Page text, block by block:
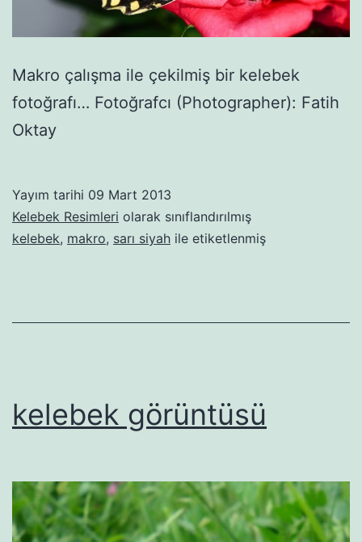
Makro çalışma ile çekilmiş bir kelebek
fotoğrafı… Fotoğrafcı (Photographer): Fatih
Oktay
Yayım tarihi 09 Mart 2013
Kelebek Resimleri olarak sınıflandırılmış
kelebek, makro, sarı siyah ile etiketlenmiş
kelebek görüntüsü